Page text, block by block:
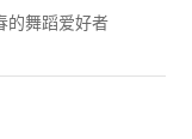
广东省CAD图形设计
判；深圳信息职业技
防数码、通信设备、
仪器、芯片等领域的
的舞蹈爱好者